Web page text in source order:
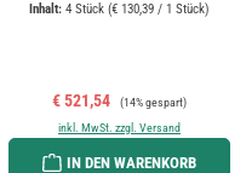
Inhalt: 4 Stück (€ 130,39 / 1 Stück)
Verkaufspreis:
€ 521,54 Regulärer Preis:
(14% gespart)
inkl. MwSt. zzgl. Versand
IN DEN WARENKORB